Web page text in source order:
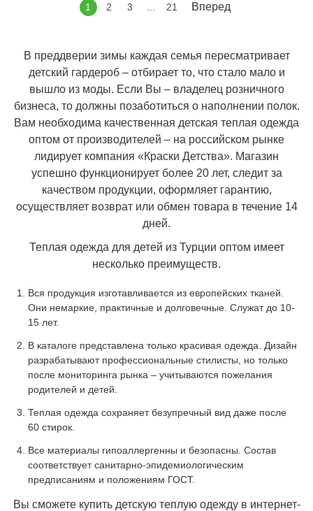
1 2 3 21 Вперед
В преддверии зимы каждая семья пересматривает
детский гардероб – отбирает то, что стало мало и
вышло из моды. Если Вы – владелец розничного
бизнеса, то должны позаботиться о наполнении полок.
Вам необходима качественная детская теплая одежда
оптом от производителей – на российском рынке
лидирует компания «Краски Детства». Магазин
успешно функционирует более 20 лет, следит за
качеством продукции, оформляет гарантию,
осуществляет возврат или обмен товара в течение 14
дней.
Теплая одежда для детей из Турции оптом имеет
несколько преимуществ.
Вся продукция изготавливается из европейских тканей.
Они немаркие, практичные и долговечные. Служат до 10-
15 лет.
В каталоге представлена только красивая одежда. Дизайн
разрабатывают профессиональные стилисты, но только
после мониторинга рынка – учитываются пожелания
родителей и детей.
Теплая одежда сохраняет безупречный вид даже после
60 стирок.
Все материалы гипоаллергенны и безопасны. Состав
соответствует санитарно-эпидемиологическим
предписаниям и положениям ГОСТ.
Вы сможете купить детскую теплую одежду в интернет-